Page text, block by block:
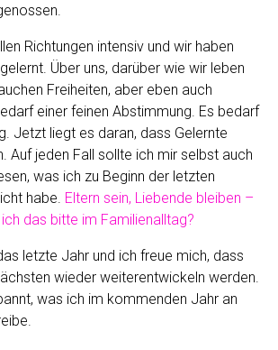
Richtungen intensiv und wir haben
Über uns, darüber wie wir leben
Freiheiten, aber eben auch
einer feinen Abstimmung. Es bedarf
Jetzt liegt es daran, dass Gelernte
Auf jeden Fall sollte ich mir selbst auch
was ich zu Beginn der letzten
habe. Eltern sein, Liebende bleiben –
das bitte im Familienalltag?
letzte Jahr und ich freue mich, dass
wieder weiterentwickeln werden.
was ich im kommenden Jahr an